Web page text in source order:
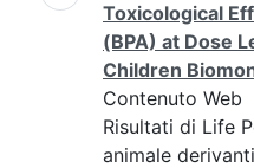
Toxicological
(BPA) at Dose
Children
Contenuto Web
Risultati di Life
animale